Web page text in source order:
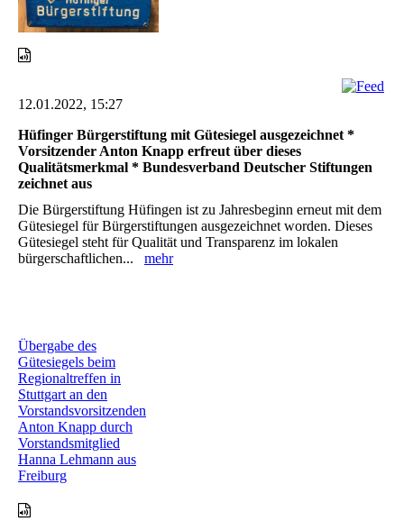
12.01.2022, 15:27
Hüfinger Bürgerstiftung mit Gütesiegel ausgezeichnet *
Vorsitzender Anton Knapp erfreut über dieses
Qualitätsmerkmal * Bundesverband Deutscher Stiftungen
zeichnet aus
Die Bürgerstiftung Hüfingen ist zu Jahresbeginn erneut mit dem
Gütesiegel für Bürgerstiftungen ausgezeichnet worden. Dieses
Gütesiegel steht für Qualität und Transparenz im lokalen
bürgerschaftlichen... mehr
Übergabe des
Gütesiegels beim
Regionaltreffen in
Stuttgart an den
Vorstandsvorsitzenden
Anton Knapp durch
Vorstandsmitglied
Hanna Lehmann aus
Freiburg